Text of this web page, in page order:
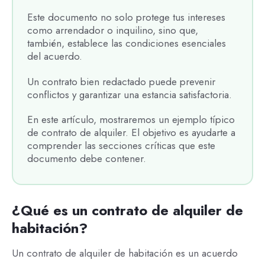
Este documento no solo protege tus intereses
como arrendador o inquilino, sino que,
también, establece las condiciones esenciales
del acuerdo.
Un contrato bien redactado puede prevenir
conflictos y garantizar una estancia satisfactoria.
En este artículo, mostraremos un ejemplo típico
de contrato de alquiler. El objetivo es ayudarte a
comprender las secciones críticas que este
documento debe contener.
¿Qué es un contrato de alquiler de
habitación?
Un contrato de alquiler de habitación es un acuerdo